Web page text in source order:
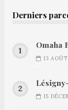
Derniers
Omaha
13
15